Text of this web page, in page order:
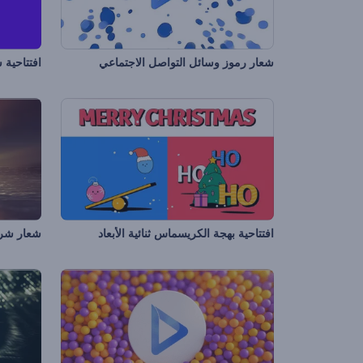
شعار رموز وسائل التواصل الاجتماعي
افتتاحية بهجة الكريسماس ثنائية الأبعاد شعار